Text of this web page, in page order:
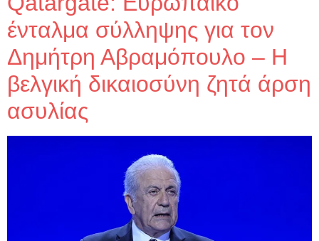
ένταλμα σύλληψης για τον
Δημήτρη Αβραμόπουλο – Η
βελγική δικαιοσύνη ζητά άρση
ασυλίας